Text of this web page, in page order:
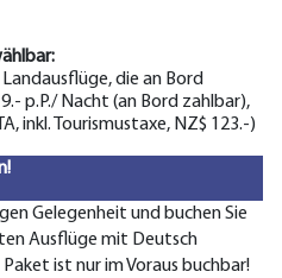
die an Bord
p.P./ Nacht (an Bord zahlbar),
inkl. Tourismustaxe, NZ$ 123.-)
Gelegenheit und buchen Sie
Ausflüge mit Deutsch
ist nur im Voraus buchbar!